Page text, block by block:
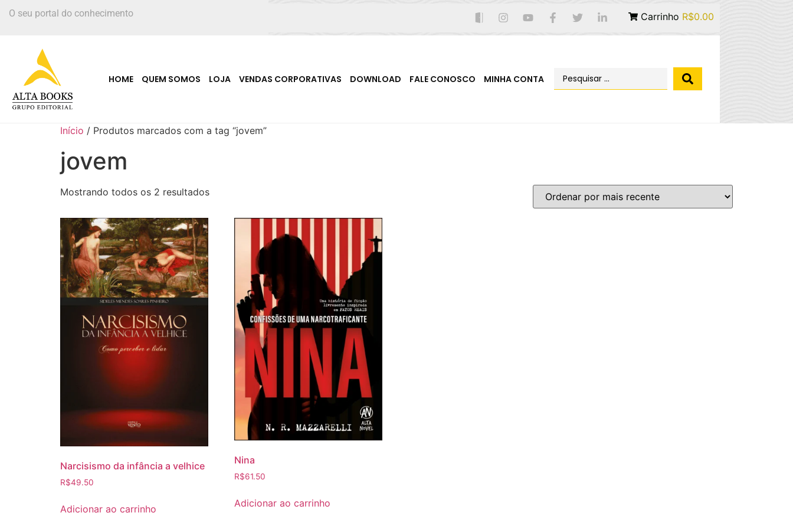
O seu portal do conhecimento Carrinho R$0.00
HOME QUEM SOMOS LOJA VENDAS CORPORATIVAS DOWNLOAD FALE CONOSCO MINHA CONTA
Início / Produtos marcados com a tag “jovem”
jovem
Mostrando todos os 2 resultados
Narcisismo da infância a velhice
R$49.50
Adicionar ao carrinho
Nina
R$61.50
Adicionar ao carrinho